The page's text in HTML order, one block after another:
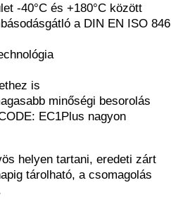
-40°C és +180°C között
a DIN EN ISO 846
is
minőségi besorolás
EC1Plus nagyon
helyen tartani, eredeti zárt
tárolható, a csomagolás